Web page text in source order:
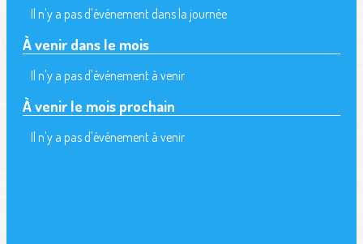
Il n'y a pas d'événement dans la journée
À venir dans le mois
Il n'y a pas d'événement à venir
À venir le mois prochain
Il n'y a pas d'événement à venir